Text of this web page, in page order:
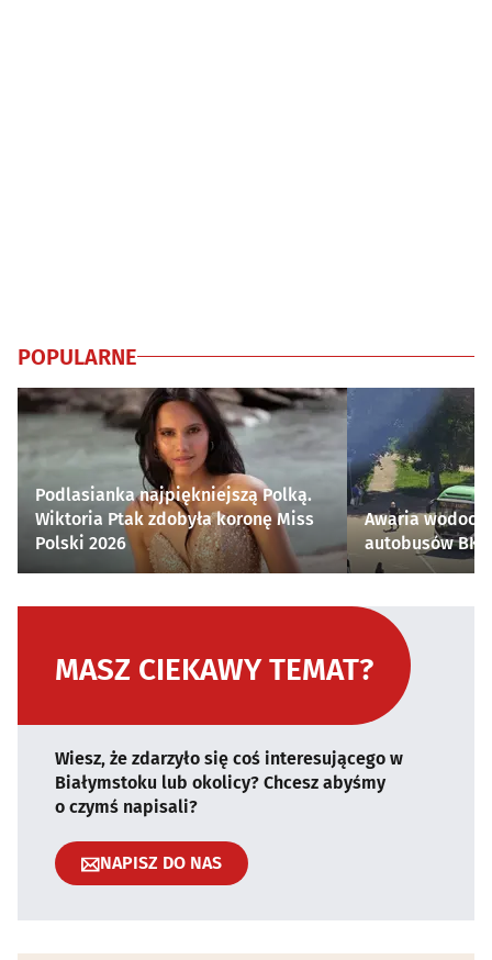
POPULARNE
Podlasianka najpiękniejszą Polką.
Wiktoria Ptak zdobyła koronę Miss
Polski 2026
Awaria
autobusów
MASZ CIEKAWY TEMAT?
Wiesz, że zdarzyło się coś interesującego w
Białymstoku lub okolicy? Chcesz abyśmy
o czymś napisali?
NAPISZ DO NAS